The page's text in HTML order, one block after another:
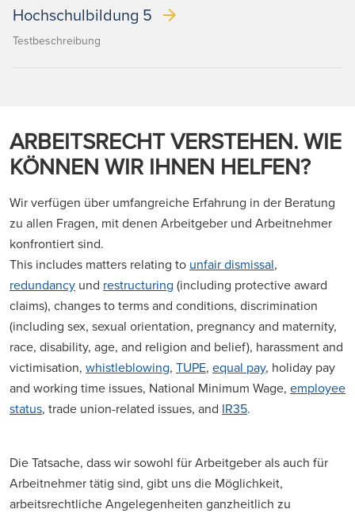
Hochschulbildung 5
Testbeschreibung
ARBEITSRECHT VERSTEHEN. WIE
KÖNNEN WIR IHNEN HELFEN?
Wir verfügen über umfangreiche Erfahrung in der Beratung
zu allen Fragen, mit denen Arbeitgeber und Arbeitnehmer
konfrontiert sind.
This includes matters relating to unfair dismissal,
redundancy und restructuring (including protective award
claims), changes to terms and conditions, discrimination
(including sex, sexual orientation, pregnancy and maternity,
race, disability, age, and religion and belief), harassment and
victimisation, whistleblowing, TUPE, equal pay, holiday pay
and working time issues, National Minimum Wage, employee
status, trade union-related issues, and IR35.
Die Tatsache, dass wir sowohl für Arbeitgeber als auch für
Arbeitnehmer tätig sind, gibt uns die Möglichkeit,
arbeitsrechtliche Angelegenheiten ganzheitlich zu